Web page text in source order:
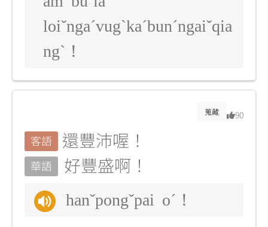
loiˇngaˊvugˋkaˊbunˊngaiˇqia
ngˋ！
蒐藏 90
客語 還豐沛喔！
華語 好豐盛啊！
hanˇpongˇpai oˊ！